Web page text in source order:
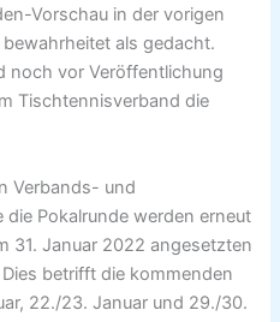
Vorschau in der vorigen
als gedacht.
noch vor Veröffentlichung
Tischtennisverband die
Verbands- und
die Pokalrunde werden erneut
31. Januar 2022 angesetzten
betrifft die kommenden
22./23. Januar und 29./30.